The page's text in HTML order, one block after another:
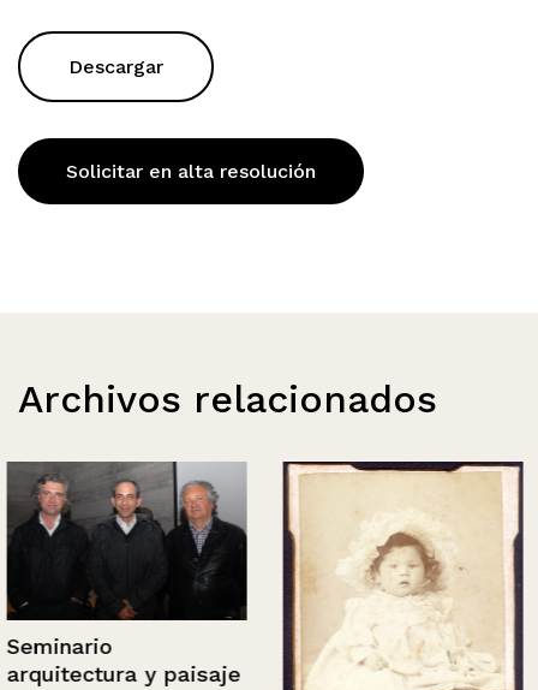
Descargar
Solicitar en alta resolución
Archivos relacionados
Seminario
arquitectura y paisaje